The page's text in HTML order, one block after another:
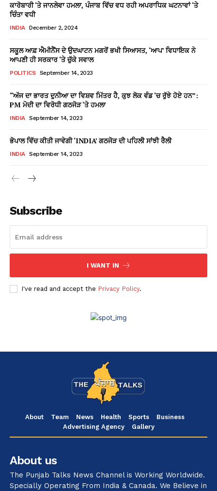
ਕਾਰੋਬਾਰੀ ‘ਤੇ ਜਾਨਲੇਵਾ ਹਮਲਾ, ਪੰਜਾਬ ਵਿੱਚ ਵਧ ਰਹੀ ਅਪਰਾਧਿਕ ਘਟਨਾਵਾਂ ‘ਤੇ
ਚਿੰਤਾ ਵਧੀ
INDIA December 2, 2024
ਸਕੂਲ ਆਫ਼ ਐਮੀਨੈਂਸ ਦੇ ਉਦਘਾਟਨ ਮਗਰੋਂ ਭਖੀ ਸਿਆਸਤ, ‘ਆਪ’ ਵਿਧਾਇਕ ਨੇ
ਆਪਣੀ ਹੀ ਸਰਕਾਰ ‘ਤੇ ਚੁੱਕੇ ਸਵਾਲ
POLITICS September 14, 2023
“ਅੱਜ ਦਾ ਭਾਰਤ ਦੁਨੀਆ ਦਾ ਵਿਸ਼ਵ ਮਿੱਤਰ ਹੈ, ਕੁਝ ਲੋਕ ਵੰਡ ‘ਚ ਰੁੱਝੇ ਹੋਏ ਹਨ”:
PM ਮੋਦੀ ਦਾ ਵਿਰੋਧੀ ਗਠਜੋੜ ‘ਤੇ ਹਮਲਾ
INDIA September 14, 2023
ਭੋਪਾਲ ਵਿੱਚ ਕੀਤੀ ਜਾਵੇਗੀ ‘INDIA’ ਗਠਜੋੜ ਦੀ ਪਹਿਲੀ ਸਾਂਝੀ ਰੈਲੀ
INDIA September 14, 2023
Subscribe
I WANT IN
I've read and accept the Privacy Policy.
About Team News Health Sports
Business
Advertising Agency
Gallery
About us
The Punjab Talks News Channel is Working Worldwide.
Specially Operating From India & Canada. We Believe in